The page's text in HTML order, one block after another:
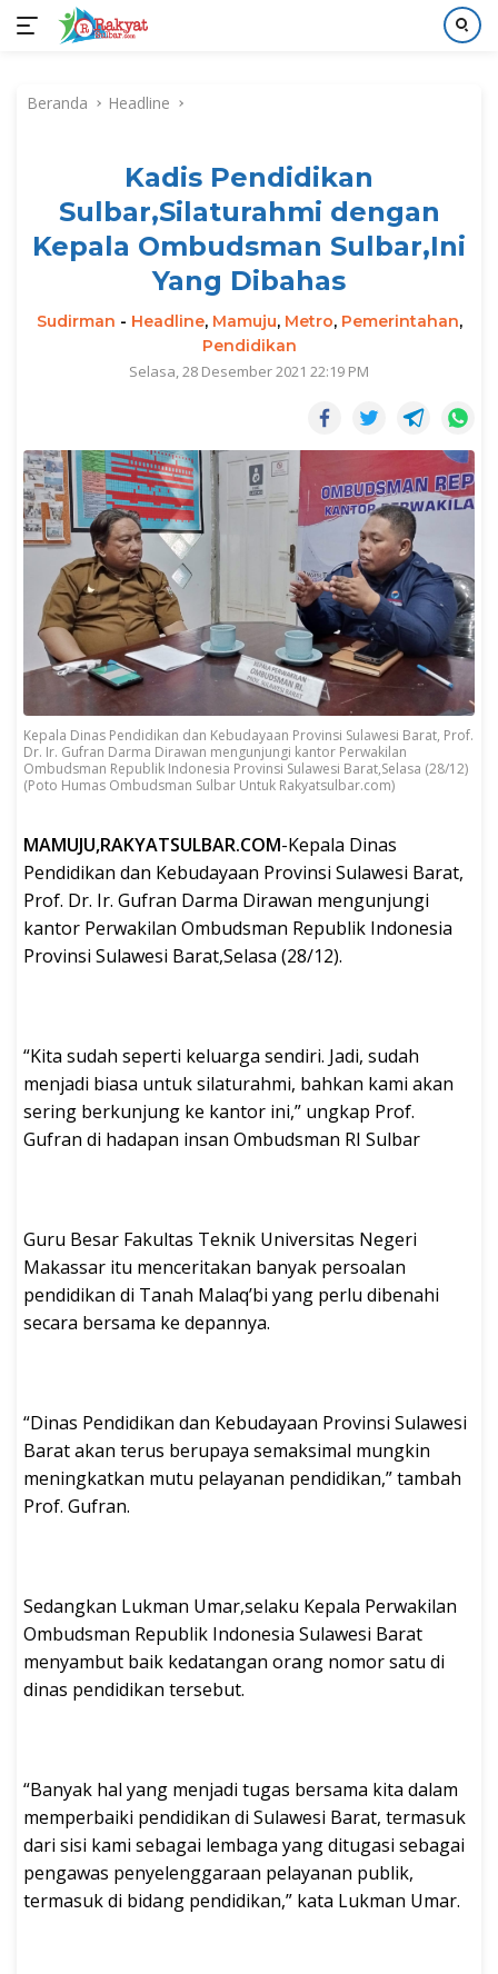
kontenBeranda Headline
Kadis Pendidikan
Sulbar,Silaturahmi dengan
Kepala Ombudsman Sulbar,Ini
Yang Dibahas
Sudirman - Headline, Mamuju, Metro, Pemerintahan,
Pendidikan
Selasa, 28 Desember 2021 22:19 PM
Kepala Dinas Pendidikan dan Kebudayaan Provinsi Sulawesi Barat, Prof.
Dr. Ir. Gufran Darma Dirawan mengunjungi kantor Perwakilan
Ombudsman Republik Indonesia Provinsi Sulawesi Barat,Selasa (28/12)
(Poto Humas Ombudsman Sulbar Untuk Rakyatsulbar.com)
MAMUJU,RAKYATSULBAR.COM-Kepala Dinas
Pendidikan dan Kebudayaan Provinsi Sulawesi Barat,
Prof. Dr. Ir. Gufran Darma Dirawan mengunjungi
kantor Perwakilan Ombudsman Republik Indonesia
Provinsi Sulawesi Barat,Selasa (28/12).
“Kita sudah seperti keluarga sendiri. Jadi, sudah
menjadi biasa untuk silaturahmi, bahkan kami akan
sering berkunjung ke kantor ini,” ungkap Prof.
Gufran di hadapan insan Ombudsman RI Sulbar
Guru Besar Fakultas Teknik Universitas Negeri
Makassar itu menceritakan banyak persoalan
pendidikan di Tanah Malaq’bi yang perlu dibenahi
secara bersama ke depannya.
“Dinas Pendidikan dan Kebudayaan Provinsi Sulawesi
Barat akan terus berupaya semaksimal mungkin
meningkatkan mutu pelayanan pendidikan,” tambah
Prof. Gufran.
Sedangkan Lukman Umar,selaku Kepala Perwakilan
Ombudsman Republik Indonesia Sulawesi Barat
menyambut baik kedatangan orang nomor satu di
dinas pendidikan tersebut.
“Banyak hal yang menjadi tugas bersama kita dalam
memperbaiki pendidikan di Sulawesi Barat, termasuk
dari sisi kami sebagai lembaga yang ditugasi sebagai
pengawas penyelenggaraan pelayanan publik,
termasuk di bidang pendidikan,” kata Lukman Umar.